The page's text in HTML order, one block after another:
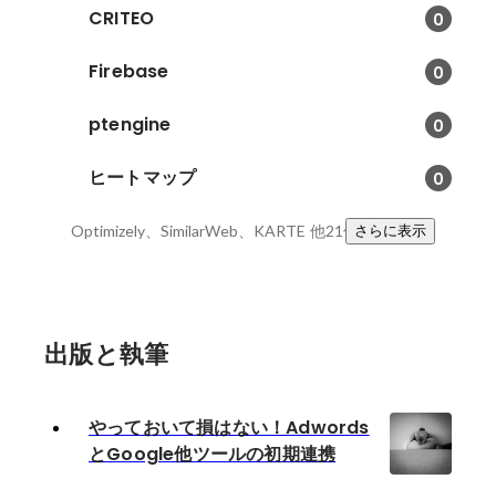
CRITEO 0
Firebase 0
ptengine 0
ヒートマップ 0
Optimizely、SimilarWeb、KARTE 他21件さらに表示
出版と執筆
やっておいて損はない！Adwords
とGoogle他ツールの初期連携